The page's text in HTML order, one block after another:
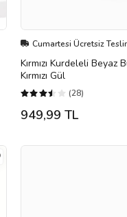
Cumartesi Ücretsiz
Kırmızı Kurdeleli Beyaz
Kırmızı Gül
(28)
949,99 TL